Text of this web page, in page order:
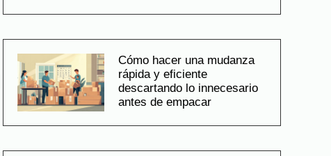
Cómo hacer una mudanza
rápida y eficiente
descartando lo innecesario
antes de empacar